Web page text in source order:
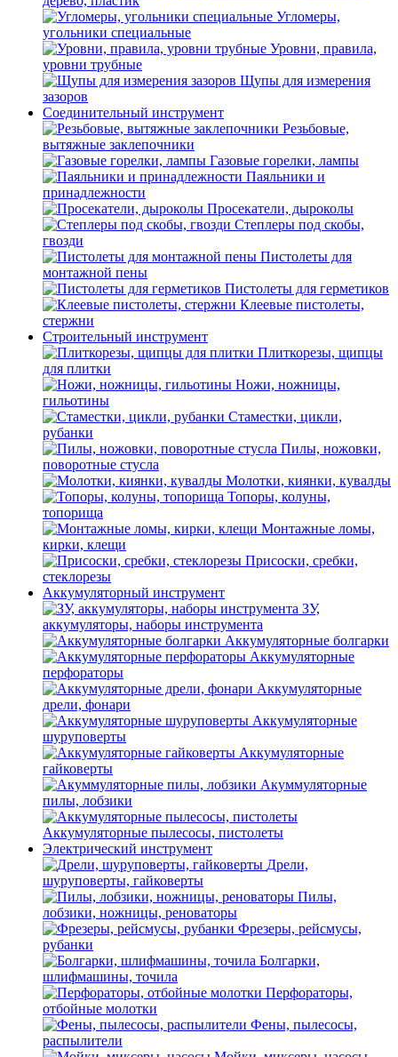
Угломеры,
угольники специальные
Уровни, правила,
уровни трубные
Щупы для измерения
зазоров
Соединительный инструмент
Резьбовые,
вытяжные заклепочники
Газовые горелки, лампы
Паяльники и
принадлежности
Просекатели, дыроколы
Степлеры под скобы,
гвозди
Пистолеты для
монтажной пены
Пистолеты для герметиков
Клеевые пистолеты,
стержни
Строительный инструмент
Плиткорезы, щипцы
для плитки
Ножи, ножницы,
гильотины
Стаместки, цикли,
рубанки
Пилы, ножовки,
поворотные стусла
Молотки, киянки, кувалды
Топоры, колуны,
топорища
Монтажные ломы,
кирки, клещи
Присоски, сребки,
стеклорезы
Аккумуляторный инструмент
ЗУ,
аккумуляторы, наборы инструмента
Аккумуляторные болгарки
Аккумуляторные
перфораторы
Аккумуляторные
дрели, фонари
Аккумуляторные
шуруповерты
Аккумуляторные
гайковерты
Акуммуляторные
пилы, лобзики
Аккумуляторные пылесосы, пистолеты
Электрический инструмент
Дрели,
шуруповерты, гайковерты
Пилы,
лобзики, ножницы, реноваторы
Фрезеры, рейсмусы,
рубанки
Болгарки,
шлифмашины, точила
Перфораторы,
отбойные молотки
Фены, пылесосы,
распылители